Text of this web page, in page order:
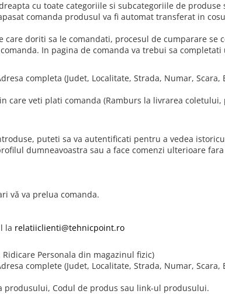
cu toate categoriile si subcategoriile de produse
comanda produsul va fi automat transferat in
doriti sa le comandati, procesul de cumparare se
In pagina de comanda va trebui sa completati
completa (Judet, Localitate, Strada, Numar, Scara,
care veti plati comanda (Ramburs la livrarea coletului,
puteti sa va autentificati pentru a vedea
dumneavoastra sau a face comenzi ulterioare
vă va prelua comanda.
la relatiiclienti@tehnicpoint.ro
Personala din magazinul fizic)
complete (Judet, Localitate, Strada, Numar, Scara,
produsului, Codul de produs sau link-ul produsului.